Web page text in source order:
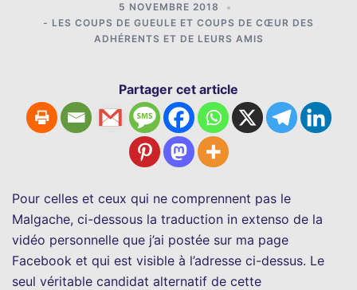
5 NOVEMBRE 2018
- LES COUPS DE GUEULE ET COUPS DE CŒUR DES
ADHÉRENTS ET DE LEURS AMIS
Partager cet article
Pour celles et ceux qui ne comprennent pas le
Malgache, ci-dessous la traduction in extenso de la
vidéo personnelle que j’ai postée sur ma page
Facebook et qui est visible à l’adresse ci-dessus. Le
seul véritable candidat alternatif de cette